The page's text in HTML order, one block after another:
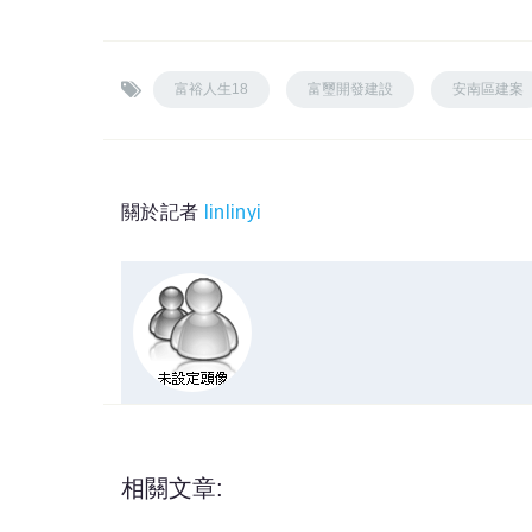
富裕人生18 富璽開發建設 安南區建案
關於記者 linlinyi
相關文章: